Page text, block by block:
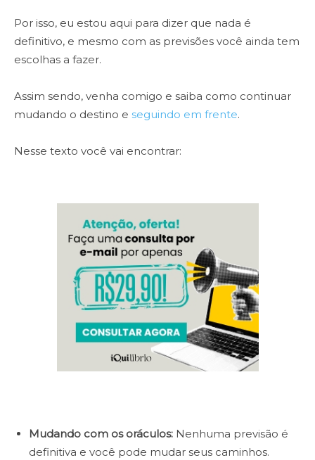
Por isso, eu estou aqui para dizer que nada é
definitivo, e mesmo com as previsões você ainda tem
escolhas a fazer.
Assim sendo, venha comigo e saiba como continuar
mudando o destino e seguindo em frente.
Nesse texto você vai encontrar:
Mudando com os oráculos: Nenhuma previsão é
definitiva e você pode mudar seus caminhos.